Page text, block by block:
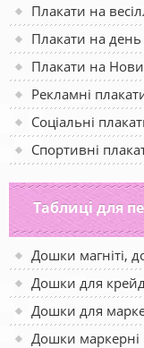
Плакати на
Плакати на
Плакати на
Рекламні
Соціальні
Спортивні
Таблиці для
Дошки магніті,
Дошки для
Дошки для
Дошки маркерні